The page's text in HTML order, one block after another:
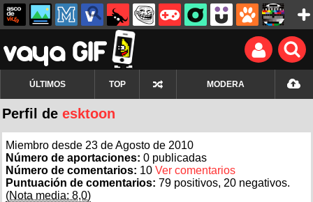
ÚLTIMOS TOP MODERA
Perfil de esktoon
Miembro desde 23 de Agosto de 2010
Número de aportaciones: 0 publicadas
Número de comentarios: 10 Ver comentarios
Puntuación de comentarios: 79 positivos, 20 negativos.
(Nota media: 8,0)